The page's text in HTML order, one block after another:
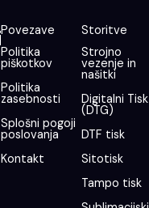
Povezave
Politika
piškotkov
Politika
zasebnosti
Splošni pogoji
poslovanja
Kontakt
Storitve
Strojno
vezenje in
našitki
Digitalni Tisk
(DTG)
DTF tisk
Sitotisk
Tampo tisk